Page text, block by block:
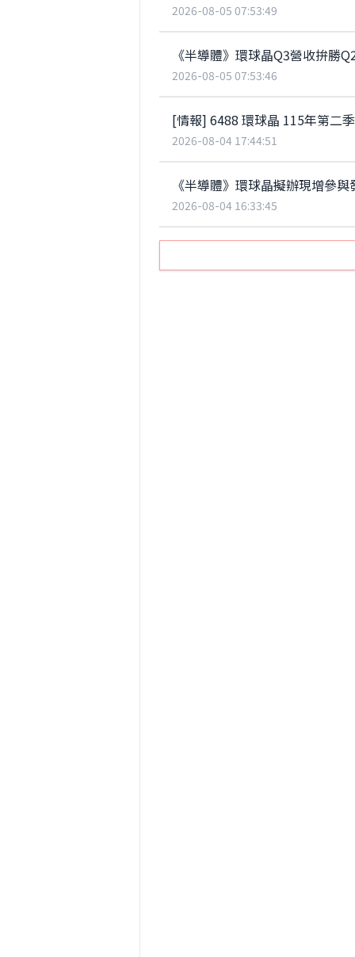
2026-08-05 07:53:49
《半導體》環球晶Q3營收拚勝
2026-08-05 07:53:46
[情報] 6488 環球晶
2026-08-04 17:44:51
《半導體》環球晶擬辦現增參
2026-08-04 16:33:45